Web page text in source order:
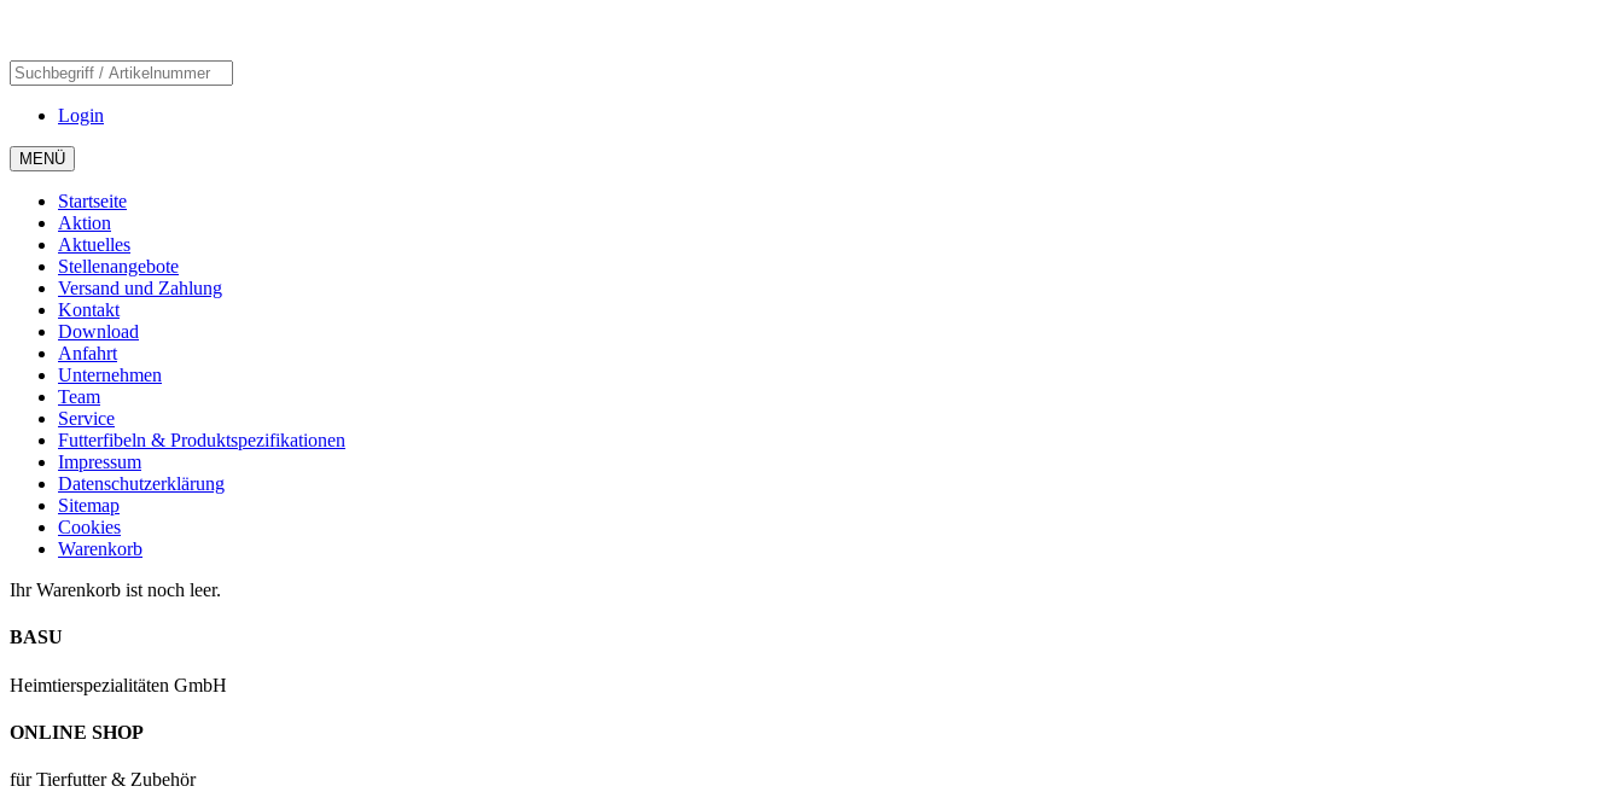
Login
MENÜ
Startseite
Aktion
Aktuelles
Stellenangebote
Versand und Zahlung
Kontakt
Download
Anfahrt
Unternehmen
Team
Service
Futterfibeln & Produktspezifikationen
Impressum
Datenschutzerklärung
Sitemap
Cookies
Warenkorb
Ihr Warenkorb ist noch leer.
BASU
Heimtierspezialitäten GmbH
ONLINE SHOP
für Tierfutter & Zubehör